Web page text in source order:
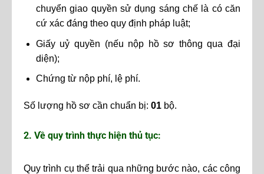
chuyển giao quyền sử dụng sáng chế là có căn
cứ xác đáng theo quy định pháp luật;
Giấy uỷ quyền (nếu nộp hồ sơ thông qua đại
diện);
Chứng từ nộp phí, lệ phí.
Số lượng hồ sơ cần chuẩn bị: 01 bộ.
2. Về quy trình thực hiện thủ tục:
Quy trình cụ thể trải qua những bước nào, các công